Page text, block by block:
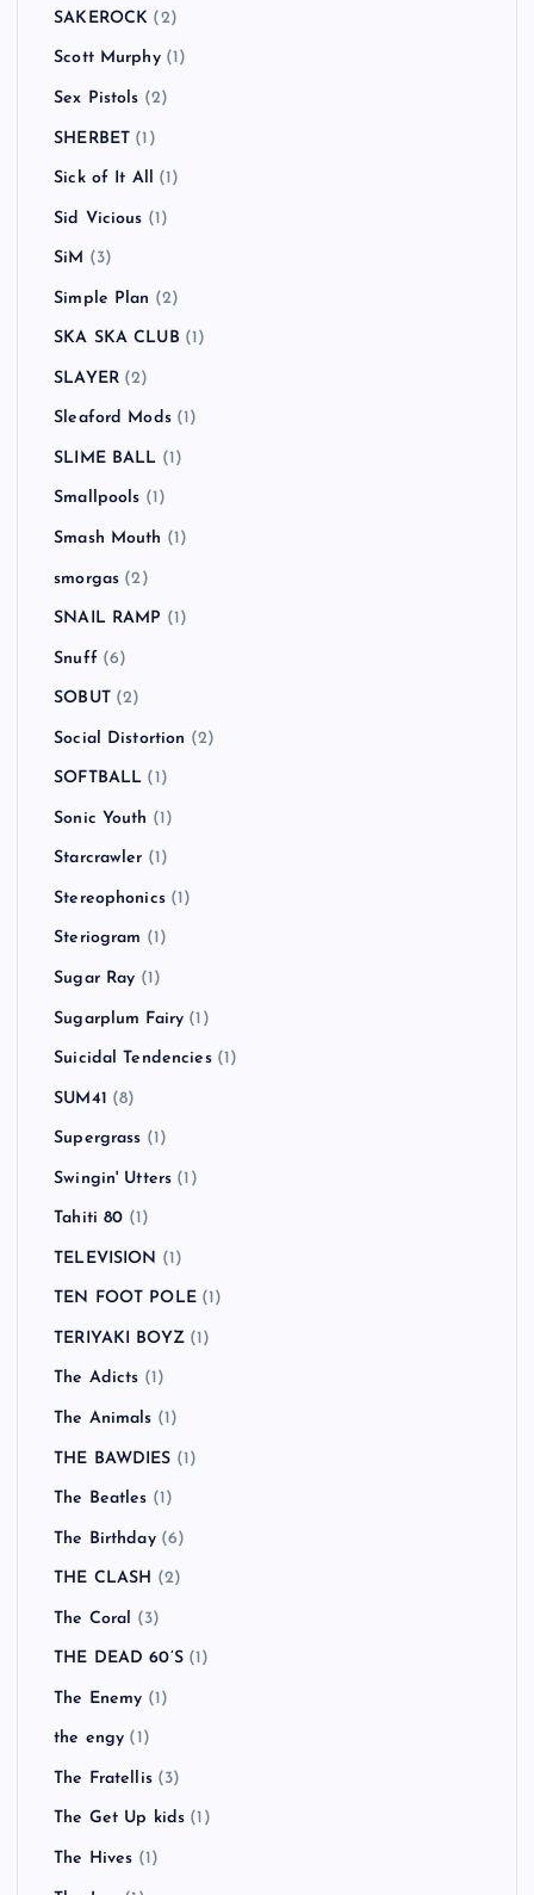
SAKEROCK (2)
Scott Murphy(1)
Sex Pistols (2)
SHERBET (1)
Sick of It All (1)
Sid Vicious (1)
SiM (3)
Simple Plan (2)
SKA SKA CLUB (1)
SLAYER(2)
Sleaford Mods(1)
SLIME BALL (1)
Smallpools (1)
Smash Mouth (1)
smorgas (2)
SNAIL RAMP (1)
Snuff (6)
SOBUT(2)
Social Distortion (2)
SOFTBALL (1)
Sonic Youth (1)
Starcrawler (1)
Stereophonics(1)
Steriogram (1)
Sugar Ray (1)
Sugarplum Fairy (1)
Suicidal Tendencies(1)
SUM41 (8)
Supergrass (1)
Swingin' Utters (1)
Tahiti 80 (1)
TELEVISION (1)
TEN FOOT POLE(1)
TERIYAKI BOYZ(1)
The Adicts (1)
The Animals (1)
THE BAWDIES (1)
The Beatles (1)
The Birthday(6)
THE CLASH (2)
The Coral (3)
THE DEAD 60’S(1)
The Enemy (1)
the engy (1)
The Fratellis(3)
The Get Up kids (1)
The Hives (1)